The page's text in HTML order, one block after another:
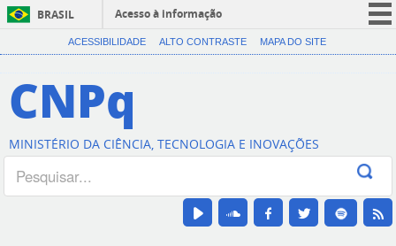
BRASIL
Acesso à informação
CORONAVÍRUS (COVID-19)
Canais
ACESSIBILIDADE ALTO CONTRASTE MAPA DO SITE
CNPq
MINISTÉRIO DA CIÊNCIA, TECNOLOGIA E INOVAÇÕES